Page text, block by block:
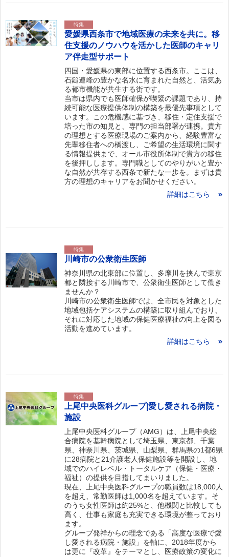
特集
愛媛県西条市で地域医療の未来を共に。移
住支援のノウハウを活かした医師のキャリ
ア伴走型サポート
四国・愛媛県の東部に位置する西条市。ここは、
石鎚連峰の豊かな名水に育まれた自然と、活気あ
る都市機能が共生する街です。
当市は県内でも医師確保が喫緊の課題であり、持
続可能な医療提供体制の構築を最優先事項として
います。この危機感に基づき、移住・定住支援で
培った市の知見と、専門の担当部署が連携。貴方
の理想とする医療現場のご案内から、経験豊富な
先輩移住者への橋渡し、ご希望の生活環境に関す
る情報提供まで、オール市役所体制で貴方の移住
を後押しします。専門職としてのやりがいと豊か
な自然が共存する西条で新たな一歩を。まずは貴
方の理想のキャリアをお聞かせください。
詳細はこちら
特集
川崎市の公衆衛生医師
神奈川県の北東部に位置し、多摩川を挟んで東京
都と隣接する川崎市で、公衆衛生医師として働き
ませんか？
川崎市の公衆衛生医師では、全市民を対象とした
地域包括ケアシステムの構築に取り組んでおり、
それに対応した地域の保健医療福祉の向上を図る
活動を進めています。
詳細はこちら
特集
上尾中央医科グループ|愛し愛される病院・
施設
上尾中央医科グループ（AMG）は、上尾中央総
合病院を基幹病院として埼玉県、東京都、千葉
県、神奈川県、茨城県、山梨県、群馬県の1都6県
に28病院と21介護老人保健施設等を開設し、地
域でのハイレベル・トータルケア（保健・医療・
福祉）の提供を目指してまいりました。
現在、上尾中央医科グループの職員数は18,000人
を超え、常勤医師は1,000名を超えています。そ
のうち女性医師は約25%と、他機関と比較しても
高く、仕事も家庭も充実できる環境が整っており
ます。
グループ発祥からの理念である「高度な医療で愛
し愛される病院・施設」を軸に、2018年度から
は更に『改革』をテーマとし、医療政策の変化に